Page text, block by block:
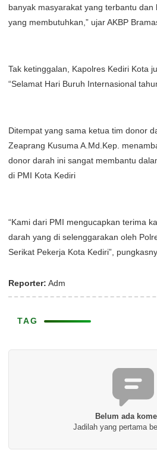
banyak masyarakat yang terbantu
yang membutuhkan,” ujar AKBP
Tak ketinggalan, Kapolres Kediri Kota
“Selamat Hari Buruh Internasional
Ditempat yang sama ketua tim donor
Zeaprang Kusuma A.Md.Kep.
donor darah ini sangat membantu
di PMI Kota Kediri
“Kami dari PMI mengucapkan terima
darah yang di selenggarakan oleh
Serikat Pekerja Kota Kediri”,
Reporter: Adm
TAG
Belum ada
Jadilah yang pertama